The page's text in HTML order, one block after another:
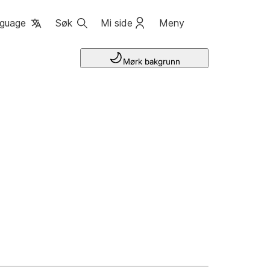
Søk Mi side Meny
Mørk bakgrunn